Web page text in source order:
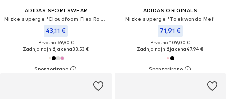
ADIDAS SPORTSWEAR
Nizke superge 'Cloudfoam Flex Rapidfit'
43,11 €
Prvotno: 69,90 €
Zadnja najnižja cena33,53 €
ADIDAS ORIGINALS
Nizke superge 'Taekwondo Mei'
71,91 €
Prvotno: 109,00 €
Zadnja najnižja cena47,94 €